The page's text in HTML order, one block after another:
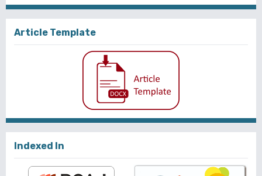
Article Template
Indexed In